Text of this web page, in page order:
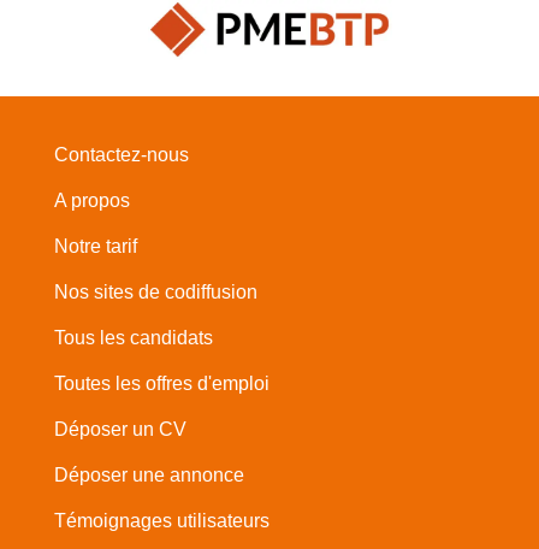
Contactez-nous
A propos
Notre tarif
Nos sites de codiffusion
Tous les candidats
Toutes les offres d'emploi
Déposer un CV
Déposer une annonce
Témoignages utilisateurs